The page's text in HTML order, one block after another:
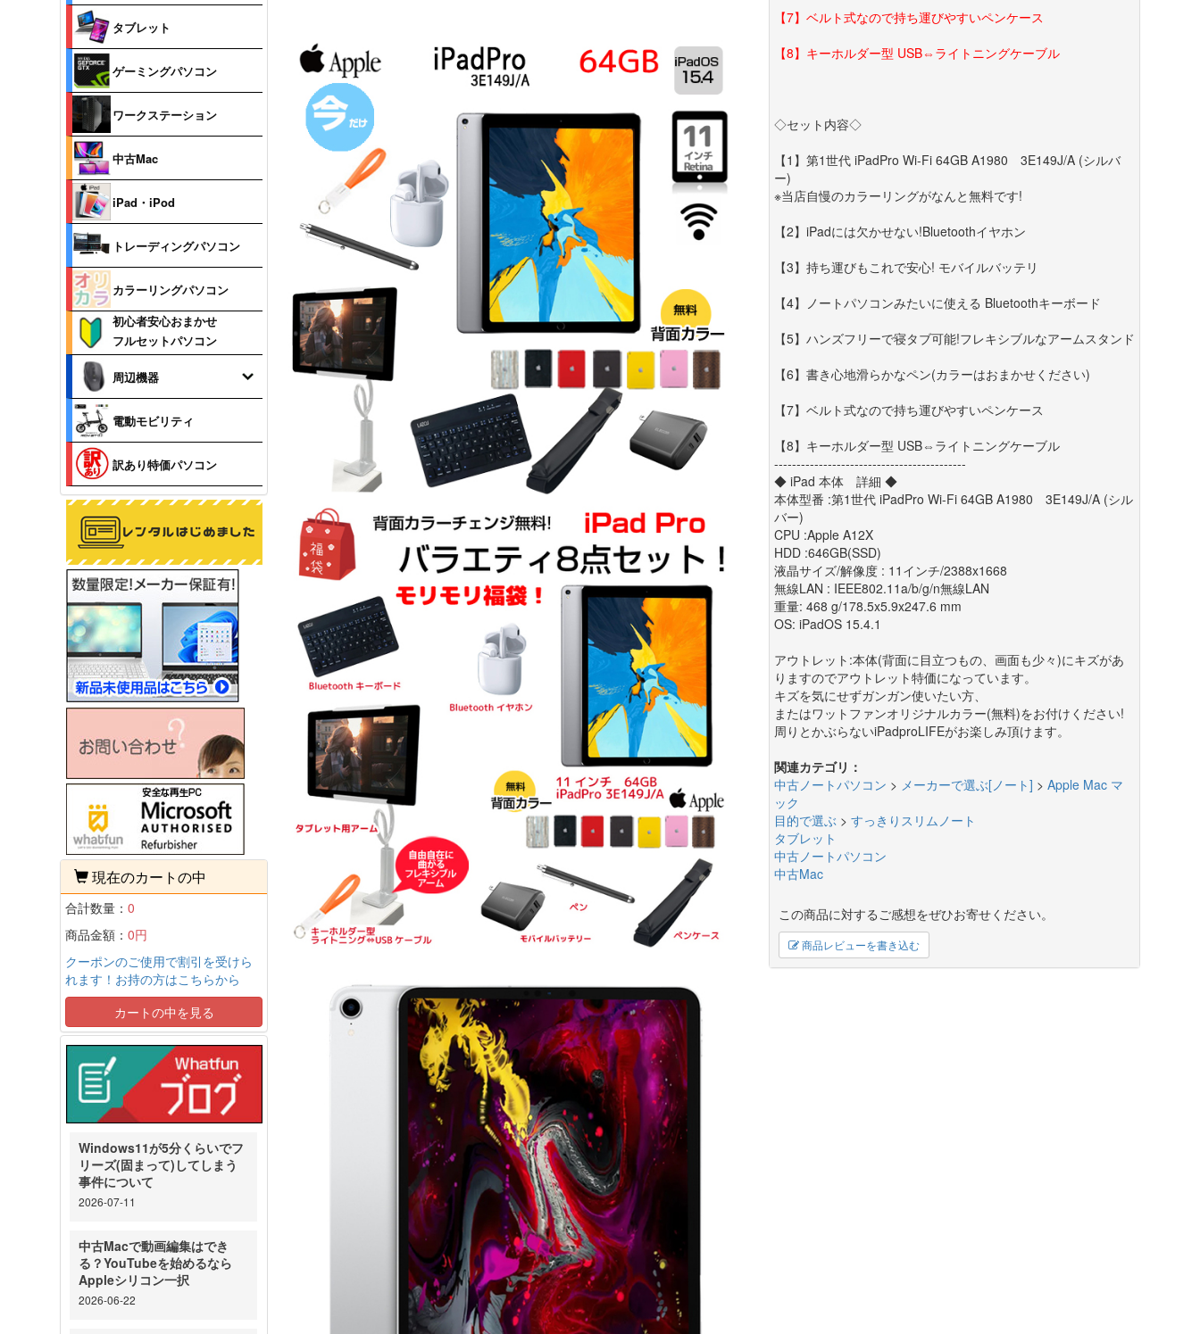
【7】ベルト式なので持ち運びやすいペンケース
【8】キーホルダー型 USB⇔ライトニングケーブル
◇セット内容◇
【1】第1世代 iPadPro Wi-Fi 64GB A1980 3E149J/A (シルバ
ー)
※当店自慢のカラーリングがなんと無料です!
【2】iPadには欠かせない!Bluetoothイヤホン
【3】持ち運びもこれで安心! モバイルバッテリ
【4】ノートパソコンみたいに使える Bluetoothキーボード
【5】ハンズフリーで寝タブ可能!フレキシブルなアームスタンド
【6】書き心地滑らかなペン(カラーはおまかせください)
【7】ベルト式なので持ち運びやすいペンケース
【8】キーホルダー型 USB⇔ライトニングケーブル
-------------------------------------------
◆ iPad 本体 詳細 ◆
本体型番 :第1世代 iPadPro Wi-Fi 64GB A1980 3E149J/A (シル
バー)
CPU :Apple A12X
HDD :646GB(SSD)
液晶サイズ/解像度 : 11インチ/2388x1668
無線LAN : IEEE802.11a/b/g/n無線LAN
重量: 468 g/178.5x5.9x247.6 mm
OS: iPadOS 15.4.1
アウトレット:本体(背面に目立つもの、画面も少々)にキズがあ
りますのでアウトレット特価になっています。
キズを気にせずガンガン使いたい方、
またはワットファンオリジナルカラー(無料)をお付けください!
周りとかぶらないiPadproLIFEがお楽しみ頂けます。
関連カテゴリ：
中古ノートパソコン > メーカーで選ぶ[ノート] > Apple Mac マ
ック
目的で選ぶ> すっきりスリムノート
タブレット
中古ノートパソコン
中古Mac
この商品に対するご感想をぜひお寄せください。
商品レビューを書き込む
タブレット
ゲーミングパソコン
ワークステーション
中古Mac
iPad・iPod
トレーディングパソコン
カラーリングパソコン
初心者安心おまかせ
フルセットパソコン
周辺機器
電動モビリティ
訳あり特価パソコン
現在のカートの中
合計数量： 0
商品金額： 0円
クーポンのご使用で割引を受けら
れます！お持の方はこちらから
カートの中を見る
Windows11が5分くらいでフ
リーズ(固まって)してしまう
事件について
2026-07-11
中古Macで動画編集はでき
る？YouTubeを始めるなら
Appleシリコン一択
2026-06-22